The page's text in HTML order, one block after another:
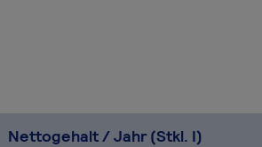
Nettogehalt / Jahr (Stkl. I)